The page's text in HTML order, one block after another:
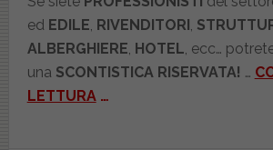
ed EDILE, RIVENDITORI ,
ALBERGHIERE, HOTEL, ecc…
una SCONTISTICA RISERVATA! …
LETTURA…